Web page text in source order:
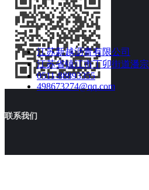
闻
动
态
联
系
我
们
江苏新越沥青有限公司
江苏省镇江市丁卯街道潘
0511-88893355
498673274@qq.com
联系我们